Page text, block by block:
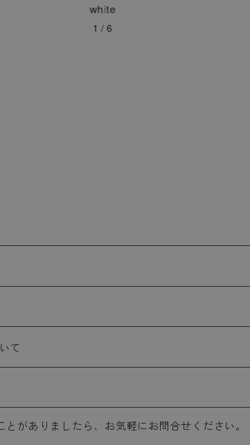
white
1 / 6
て
がありましたら、お気軽にお問合せください。